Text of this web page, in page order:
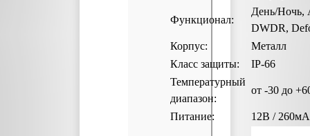
Функционал:
День/Ночь,
DWDR,
Корпус:
Металл
Класс защиты:
IP-66
Температурный
диапазон:
от -30 до
Питание: 12В / 260мА